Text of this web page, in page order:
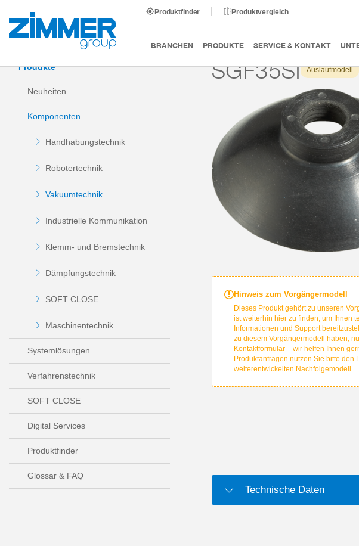
Produktfinder Produktvergleich
BRANCHEN PRODUKTE SERVICE & KONTAKT
Start Produkte Komponenten Vakuumtechnik Vakuumsauger
Produkte
Neuheiten
Komponenten
Handhabungstechnik
Robotertechnik
Vakuumtechnik
Industrielle Kommunikation
Klemm- und Bremstechnik
Dämpfungstechnik
SOFT CLOSE
Maschinentechnik
Systemlösungen
Verfahrenstechnik
SOFT CLOSE
Digital Services
Produktfinder
Glossar & FAQ
SGF35SI Auslaufmodell
Hinweis zum Vorgängermodell
Dieses Produkt gehört zu unseren
ist weiterhin hier zu finden, um Ihnen
Informationen und Support
zu diesem Vorgängermodell haben,
Kontaktformular – wir helfen Ihnen
Produktanfragen nutzen Sie bitte den
weiterentwickelten Nachfolgemodell.
Technische Daten